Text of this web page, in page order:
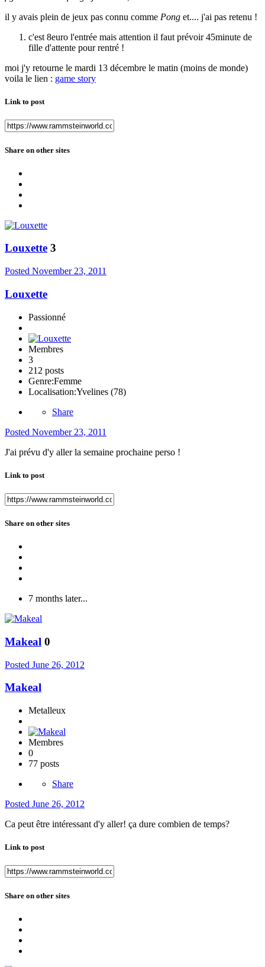
il y avais plein de jeux pas connu comme Pong et.... j'ai pas retenu !
c'est 8euro l'entrée mais attention il faut prévoir 45minute de
fille d'attente pour rentré !
moi j'y retourne le mardi 13 décembre le matin (moins de monde)
voila le lien : game story
Link to post
Share on other sites
Louxette 3
Posted November 23, 2011
Louxette
Passionné
Membres
3
212 posts
Genre:Femme
Localisation:Yvelines (78)
Share
Posted November 23, 2011
J'ai prévu d'y aller la semaine prochaine perso !
Link to post
Share on other sites
7 months later...
Makeal 0
Posted June 26, 2012
Makeal
Metalleux
Membres
0
77 posts
Share
Posted June 26, 2012
Ca peut être intéressant d'y aller! ça dure combien de temps?
Link to post
Share on other sites